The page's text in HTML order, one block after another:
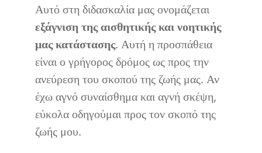
Αυτό στη διδασκαλία μας ονομάζεται
εξάγνιση της αισθητικής και νοητικής
μας κατάστασης. Αυτή η προσπάθεια
είναι ο γρήγορος δρόμος ως προς την
ανεύρεση του σκοπού της ζωής μας. Αν
έχω αγνό συναίσθημα και αγνή σκέψη,
εύκολα οδηγούμαι προς τον σκοπό της
ζωής μου.